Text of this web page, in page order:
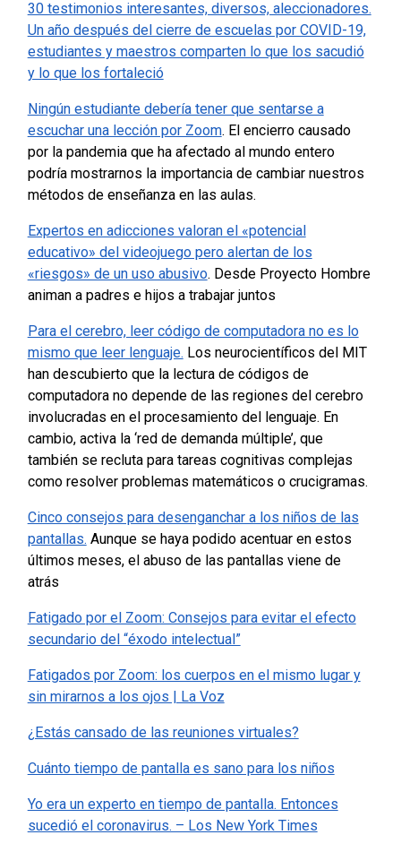
30 testimonios interesantes, diversos, aleccionadores.
Un año después del cierre de escuelas por COVID-19,
estudiantes y maestros comparten lo que los sacudió
y lo que los fortaleció
Ningún estudiante debería tener que sentarse a
escuchar una lección por Zoom. El encierro causado
por la pandemia que ha afectado al mundo entero
podría mostrarnos la importancia de cambiar nuestros
métodos de enseñanza en las aulas.
Expertos en adicciones valoran el «potencial
educativo» del videojuego pero alertan de los
«riesgos» de un uso abusivo. Desde Proyecto Hombre
animan a padres e hijos a trabajar juntos
Para el cerebro, leer código de computadora no es lo
mismo que leer lenguaje. Los neurocientíficos del MIT
han descubierto que la lectura de códigos de
computadora no depende de las regiones del cerebro
involucradas en el procesamiento del lenguaje. En
cambio, activa la ‘red de demanda múltiple’, que
también se recluta para tareas cognitivas complejas
como resolver problemas matemáticos o crucigramas.
Cinco consejos para desenganchar a los niños de las
pantallas. Aunque se haya podido acentuar en estos
últimos meses, el abuso de las pantallas viene de
atrás
Fatigado por el Zoom: Consejos para evitar el efecto
secundario del “éxodo intelectual”
Fatigados por Zoom: los cuerpos en el mismo lugar y
sin mirarnos a los ojos | La Voz
¿Estás cansado de las reuniones virtuales?
Cuánto tiempo de pantalla es sano para los niños
Yo era un experto en tiempo de pantalla. Entonces
sucedió el coronavirus. – Los New York Times